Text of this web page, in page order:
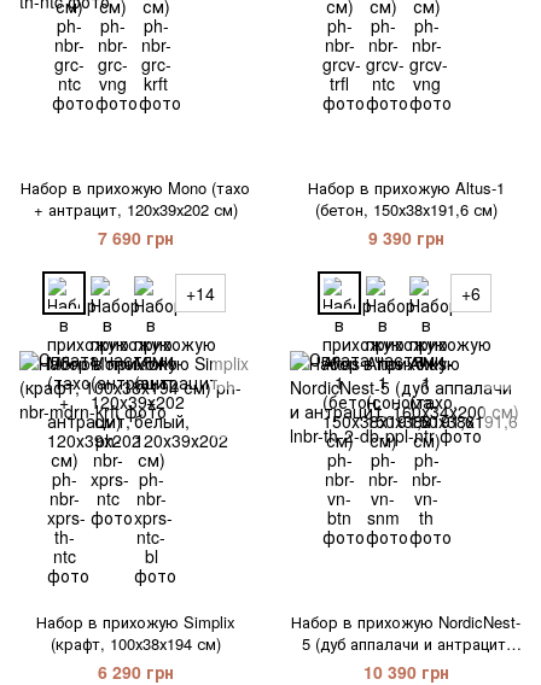
Набор в прихожую Mono (тахо
+ антрацит, 120х39х202 см)
7 690 грн
+14
Набор в прихожую Altus-1
(бетон, 150х38х191,6 см)
9 390 грн
+6
Набор в прихожую Simplix
(крафт, 100х38х194 см)
6 290 грн
Набор в прихожую NordicNest-
5 (дуб аппалачи и антрацит,
160х34х200 см)
10 390 грн